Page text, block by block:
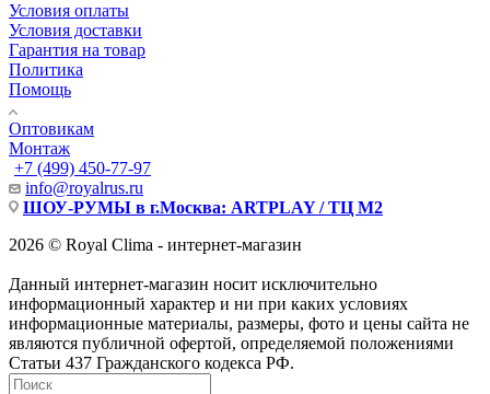
Условия оплаты
Условия доставки
Гарантия на товар
Политика
Помощь
Оптовикам
Монтаж
+7 (499) 450-77-97
info@royalrus.ru
ШОУ-РУМЫ в г.Москва: ARTPLAY / ТЦ М2
2026 © Royal Clima - интернет-магазин
Данный интернет-магазин носит исключительно
информационный характер и ни при каких условиях
информационные материалы, размеры, фото и цены сайта не
являются публичной офертой, определяемой положениями
Статьи 437 Гражданского кодекса РФ.